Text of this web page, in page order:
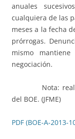
anuales
cualquiera de las
meses a la fecha
prórrogas.
mismo
negociación.
Nota:
del BOE. (JFME)
PDF (BOE-A-2013-